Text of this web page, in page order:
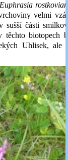
Euphrasia
velmi
sušší části
těchto biotopech
Uhlisek, ale